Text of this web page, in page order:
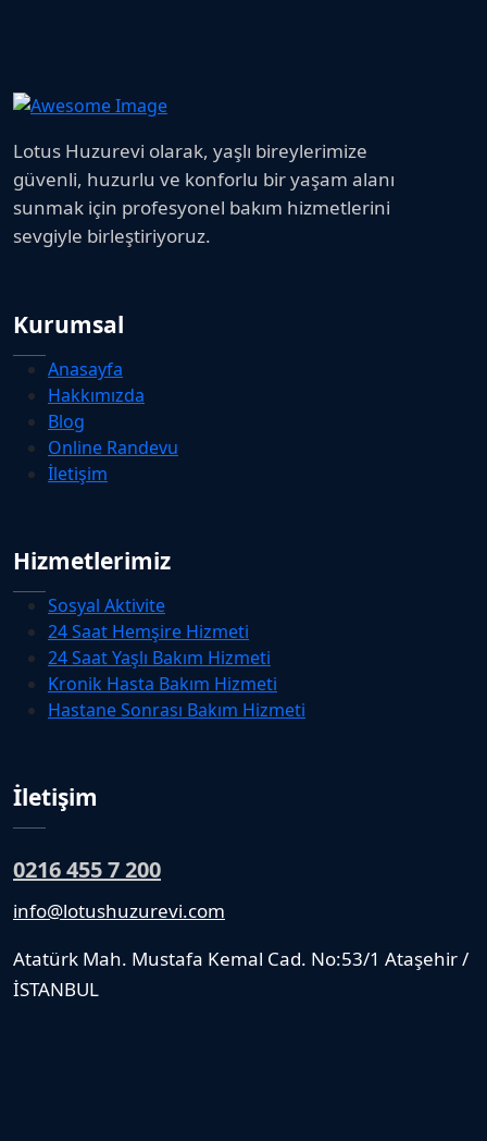
Lotus Huzurevi olarak, yaşlı bireylerimize
güvenli, huzurlu ve konforlu bir yaşam alanı
sunmak için profesyonel bakım hizmetlerini
sevgiyle birleştiriyoruz.
Kurumsal
Anasayfa
Hakkımızda
Blog
Online Randevu
İletişim
Hizmetlerimiz
Sosyal Aktivite
24 Saat Hemşire Hizmeti
24 Saat Yaşlı Bakım Hizmeti
Kronik Hasta Bakım Hizmeti
Hastane Sonrası Bakım Hizmeti
İletişim
0216 455 7 200
info@lotushuzurevi.com
Atatürk Mah. Mustafa Kemal Cad. No:53/1 Ataşehir /
İSTANBUL